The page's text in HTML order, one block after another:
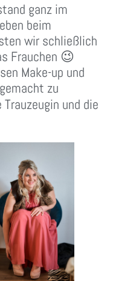
ganz im
beim
wir schließlich
Frauchen 😉
Make-up und
gemacht zu
und die